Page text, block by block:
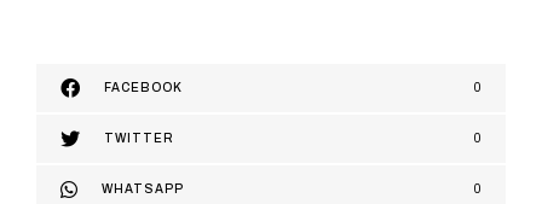
FACEBOOK 0
TWITTER 0
WHATSAPP 0